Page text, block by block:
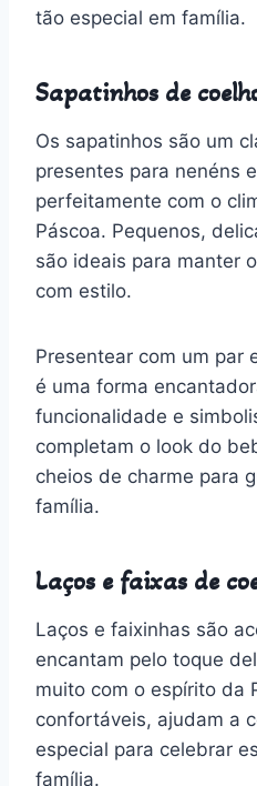
tão especial em família.
Sapatinhos de
Os sapatinhos são um
presentes para nenéns
perfeitamente com o
Páscoa. Pequenos,
são ideais para manter
com estilo.
Presentear com um par
é uma forma
funcionalidade e
completam o look do
cheios de charme para
família.
Laços e faixas de
Laços e faixinhas são
encantam pelo toque
muito com o espírito da
confortáveis, ajudam a
especial para celebrar
família.